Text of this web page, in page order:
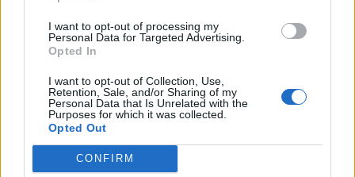
I want to opt-out of processing my
Personal Data for Targeted Advertising.
Opted In
I want to opt-out of Collection, Use,
Retention, Sale, and/or Sharing of my
Personal Data that Is Unrelated with the
Purposes for which it was collected.
Opted Out
CONFIRM
ΕΠΙΧΕΙΡΗΣΕΙΣ
AKTOR: Συμφωνία με τη Motor Oil για την
εξαγορά του 75% των ΗΛΕΚΤΩΡ και THALIS
Ο Όμιλος AKTOR υπέγραψε δεσμευτική συμφωνία με τη Motor Oil
για την έμμεση απόκτηση του 75% των εταιρειών ΗΛΕΚΤΩΡ και
THALIS, ενισχύοντας τις δραστηριότητες του Ομίλου στην κυκλική
οικονομία και τον κύκλο του νερού.